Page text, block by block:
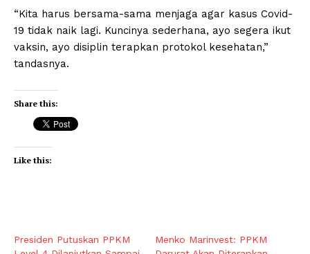
“Kita harus bersama-sama menjaga agar kasus Covid-
19 tidak naik lagi. Kuncinya sederhana, ayo segera ikut
vaksin, ayo disiplin terapkan protokol kesehatan,”
tandasnya.
Share this:
Like this:
Presiden Putuskan PPKM
Menko Marinvest: PPKM